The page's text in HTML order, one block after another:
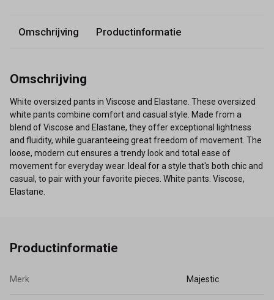
Omschrijving Productinformatie
Omschrijving
White oversized pants in Viscose and Elastane. These oversized
white pants combine comfort and casual style. Made from a
blend of Viscose and Elastane, they offer exceptional lightness
and fluidity, while guaranteeing great freedom of movement. The
loose, modern cut ensures a trendy look and total ease of
movement for everyday wear. Ideal for a style that's both chic and
casual, to pair with your favorite pieces. White pants. Viscose,
Elastane.
Productinformatie
Merk Majestic